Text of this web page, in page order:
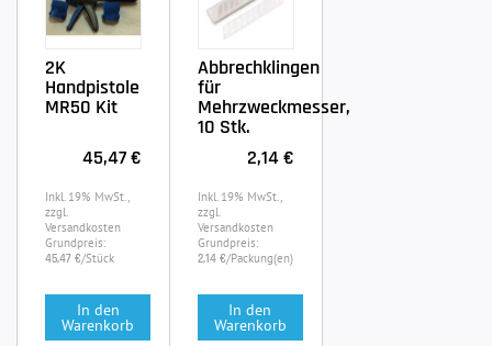
2K
Handpistole
MR50 Kit
45,47 €
Inkl. 19% MwSt.,
zzgl.
Versandkosten
Grundpreis:
45,47 €/Stück
In den
Warenkorb
Abbrechklingen
für
Mehrzweckmesser,
10 Stk.
2,14 €
Inkl. 19% MwSt.,
zzgl.
Versandkosten
Grundpreis:
2,14 €/Packung(en)
In den
Warenkorb